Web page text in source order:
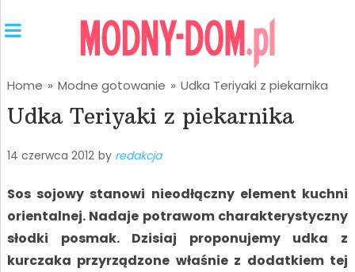
Home » Modne gotowanie » Udka Teriyaki z piekarnika
Udka Teriyaki z piekarnika
14 czerwca 2012 by redakcja
Sos sojowy stanowi nieodłączny element kuchni
orientalnej. Nadaje potrawom charakterystyczny
słodki posmak. Dzisiaj proponujemy udka z
kurczaka przyrządzone właśnie z dodatkiem tej